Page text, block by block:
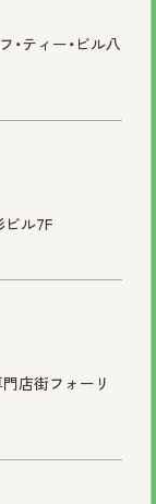
ティー・ビル八
ル7F
店街フォーリ